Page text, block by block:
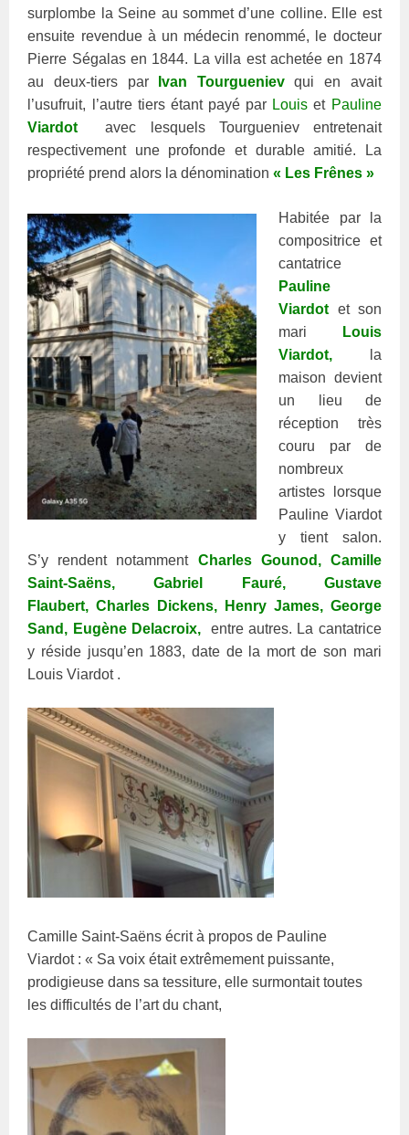
surplombe la Seine au sommet d’une colline. Elle est
ensuite revendue à un médecin renommé, le docteur
Pierre Ségalas en 1844. La villa est achetée en 1874
au deux-tiers par
Ivan Tourguenievqui en avait
l’usufruit, l’autre tiers étant payé par Louis et Pauline
Viardot avec lesquels Tourgueniev entretenait
respectivement une profonde et durable amitié. La
propriété prend alors la dénomination« Les Frênes »
Habitée par la
compositrice et
cantatrice
Pauline
Viardot et son
mari
Louis
Viardot, la
maison devient
un lieu de
réception très
couru par de
nombreux
artistes lorsque
Pauline Viardot
y tient salon.
S’y rendent notamment Charles Gounod , Camille
Saint-Saëns,Gabriel Fauré, Gustave
Flaubert,Charles Dickens, Henry James, George
Sand , Eugène Delacroix,
entre autres. La cantatrice
y réside jusqu’en 1883, date de la mort de son mari
Louis Viardot.
Camille Saint-Saëns écrit à propos de Pauline
Viardot :« Sa voix était extrêmement puissante,
prodigieuse dans sa tessiture, elle surmontait toutes
les difficultés de l’art du chant,